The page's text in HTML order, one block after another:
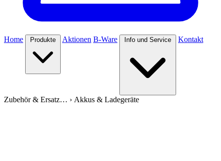
Home Produkte Aktionen B-Ware Info und Service Kontakt
Zubehör & Ersatz… › Akkus & Ladegeräte